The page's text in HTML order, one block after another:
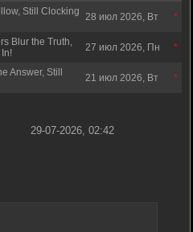
Still Clocking 28 июл 2026, Вт
Blur the Truth,
27 июл 2026, Пн
Answer, Still
21 июл 2026, Вт
29-07-2026, 02:42